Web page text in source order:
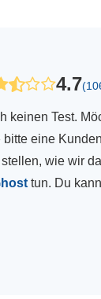
4.7
keinen Test.
eine
wie wir
tun. Du